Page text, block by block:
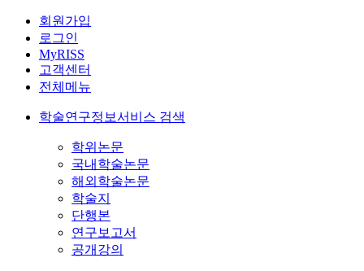
회원가입
로그인
MyRISS
고객센터
전체메뉴
학술연구정보서비스 검색
학위논문
국내학술논문
해외학술논문
학술지
단행본
연구보고서
공개강의